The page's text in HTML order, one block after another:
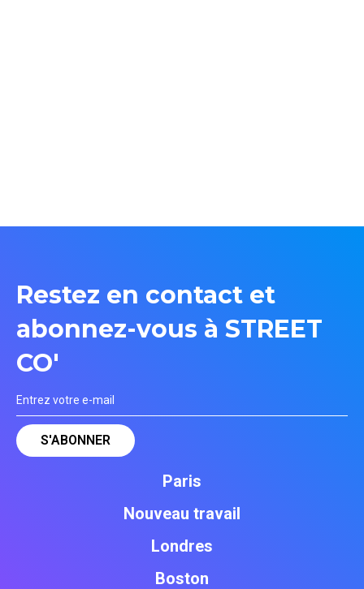
Restez en contact et
abonnez-vous à STREET
CO'
Paris
Nouveau travail
Londres
Boston